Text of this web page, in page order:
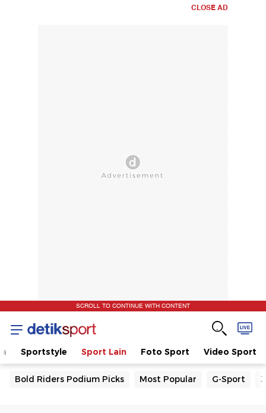
CLOSE AD
SCROLL TO CONTINUE WITH CONTENT
Sportstyle Sport Lain Foto Sport Video Sport
Bold Riders Podium Picks Most Popular G-Sport